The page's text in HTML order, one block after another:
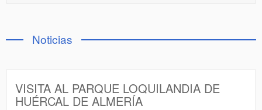
Noticias
VISITA AL PARQUE LOQUILANDIA DE
HUÉRCAL DE ALMERÍA